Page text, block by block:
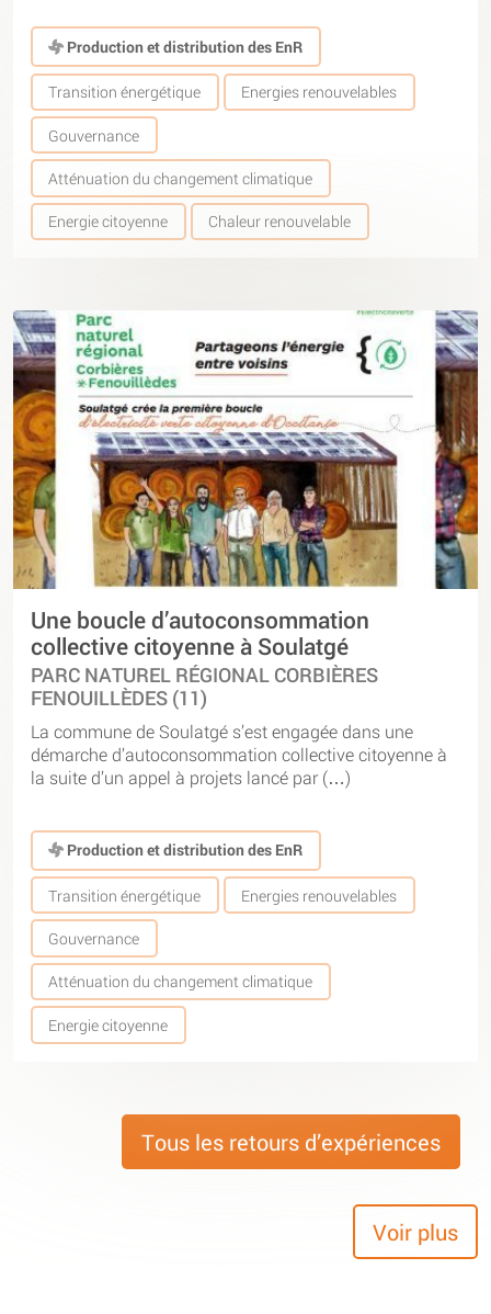
Production et distribution des EnR
Transition énergétique Energies renouvelables
Gouvernance
Atténuation du changement climatique
Energie citoyenne Chaleur renouvelable
Une boucle d’autoconsommation
collective citoyenne à Soulatgé
PARC NATUREL RÉGIONAL CORBIÈRES
FENOUILLÈDES (11)
La commune de Soulatgé s’est engagée dans une
démarche d’autoconsommation collective citoyenne à
la suite d’un appel à projets lancé par (…)
Production et distribution des EnR
Transition énergétique Energies renouvelables
Gouvernance
Atténuation du changement climatique
Energie citoyenne
Tous les retours d’expériences
Voir plus